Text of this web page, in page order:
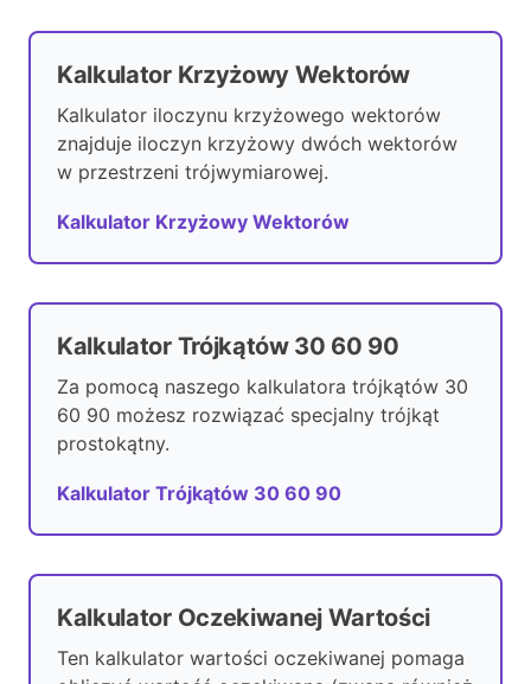
Kalkulator Krzyżowy Wektorów
Kalkulator iloczynu krzyżowego wektorów
znajduje iloczyn krzyżowy dwóch wektorów
w przestrzeni trójwymiarowej.
Kalkulator Krzyżowy Wektorów
Kalkulator Trójkątów 30 60 90
Za pomocą naszego kalkulatora trójkątów 30
60 90 możesz rozwiązać specjalny trójkąt
prostokątny.
Kalkulator Trójkątów 30 60 90
Kalkulator Oczekiwanej Wartości
Ten kalkulator wartości oczekiwanej pomaga